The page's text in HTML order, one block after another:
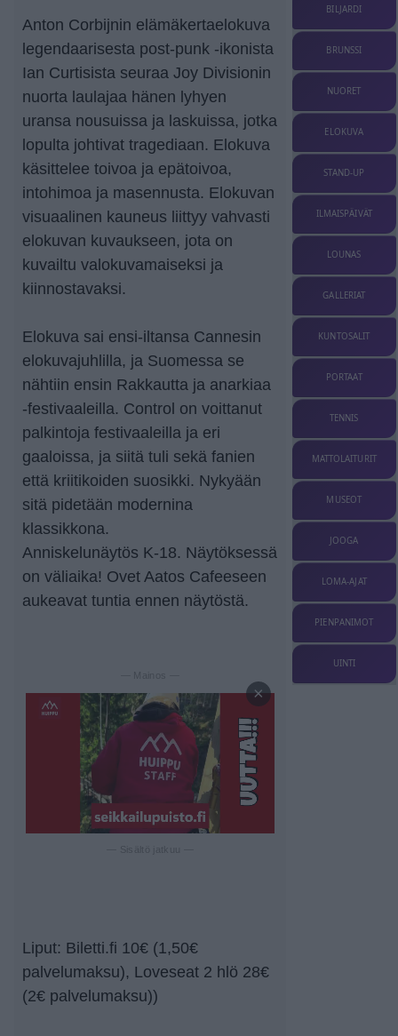
Anton Corbijnin elämäkertaelokuva
legendaarisesta post-punk -ikonista
Ian Curtisista seuraa Joy Divisionin
nuorta laulajaa hänen lyhyen
uransa nousuissa ja laskuissa, jotka
lopulta johtivat tragediaan. Elokuva
käsittelee toivoa ja epätoivoa,
intohimoa ja masennusta. Elokuvan
visuaalinen kauneus liittyy vahvasti
elokuvan kuvaukseen, jota on
kuvailtu valokuvamaiseksi ja
kiinnostavaksi.
Elokuva sai ensi-iltansa Cannesin
elokuvajuhlilla, ja Suomessa se
nähtiin ensin Rakkautta ja anarkiaa
-festivaaleilla. Control on voittanut
palkintoja festivaaleilla ja eri
gaaloissa, ja siitä tuli sekä fanien
että kriitikoiden suosikki. Nykyään
sitä pidetään modernina
klassikkona.
Anniskelunäytös K-18. Näytöksessä
on väliaika! Ovet Aatos Cafeeseen
aukeavat tuntia ennen näytöstä.
— Mainos —
×
Liput: Biletti.fi 10€ (1,50€
palvelumaksu), Loveseat 2 hlö 28€
(2€ palvelumaksu))
BILJARDI
BRUNSSI
NUORET
ELOKUVA
STAND-UP
ILMAISPÄIVÄT
LOUNAS
GALLERIAT
KUNTOSALIT
PORTAAT
TENNIS
MATTOLAITURIT
MUSEOT
JOOGA
LOMA-AJAT
PIENPANIMOT
UINTI